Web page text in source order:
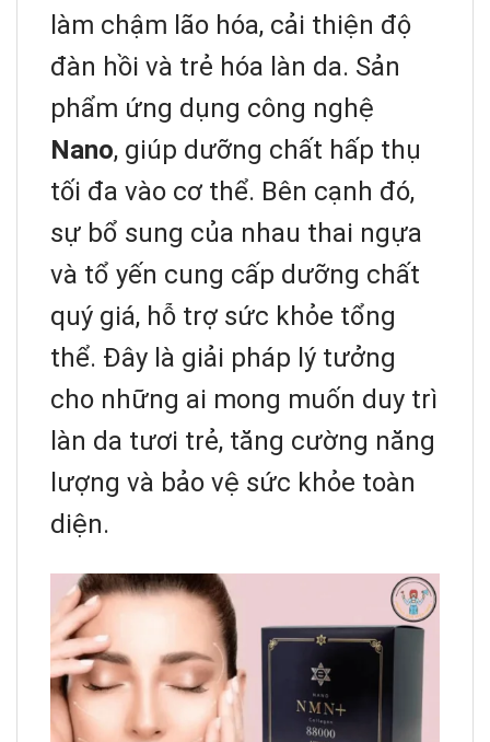
làm chậm lão hóa, cải thiện độ
đàn hồi và trẻ hóa làn da. Sản
phẩm ứng dụng công nghệ
Nano, giúp dưỡng chất hấp thụ
tối đa vào cơ thể. Bên cạnh đó,
sự bổ sung của nhau thai ngựa
và tổ yến cung cấp dưỡng chất
quý giá, hỗ trợ sức khỏe tổng
thể. Đây là giải pháp lý tưởng
cho những ai mong muốn duy trì
làn da tươi trẻ, tăng cường năng
lượng và bảo vệ sức khỏe toàn
diện.